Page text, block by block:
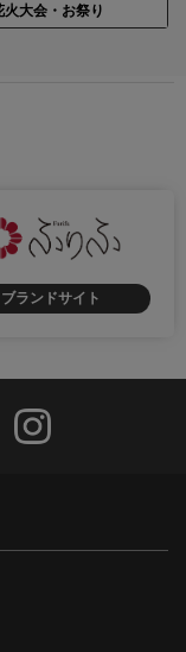
火大会・お祭り
ブランドサイト